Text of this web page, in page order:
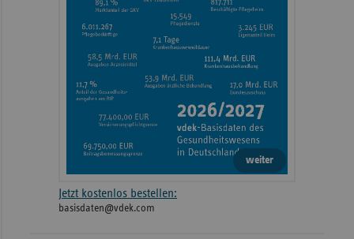
weiter
Jetzt kostenlos bestellen:
basisdaten@vdek.com